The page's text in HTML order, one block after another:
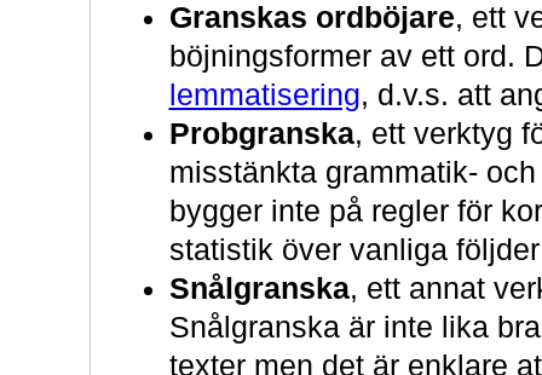
Granskas ordböjare, ett
böjningsformer av ett ord.
lemmatisering, d.v.s. att
Probgranska, ett verktyg
misstänkta grammatik-
bygger inte på regler för
statistik över vanliga
Snålgranska, ett annat
Snålgranska är inte lika
texter men det är enklare